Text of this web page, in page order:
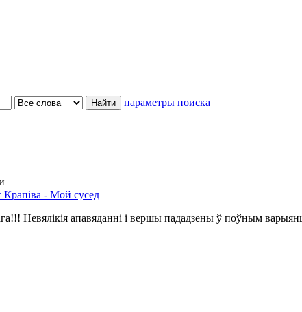
параметры поиска
Крапіва - Мой сусед
Невялікія апавяданні і вершы пададзены ў поўным